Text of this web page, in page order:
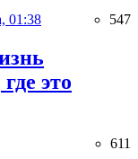
01:38 547
это
611